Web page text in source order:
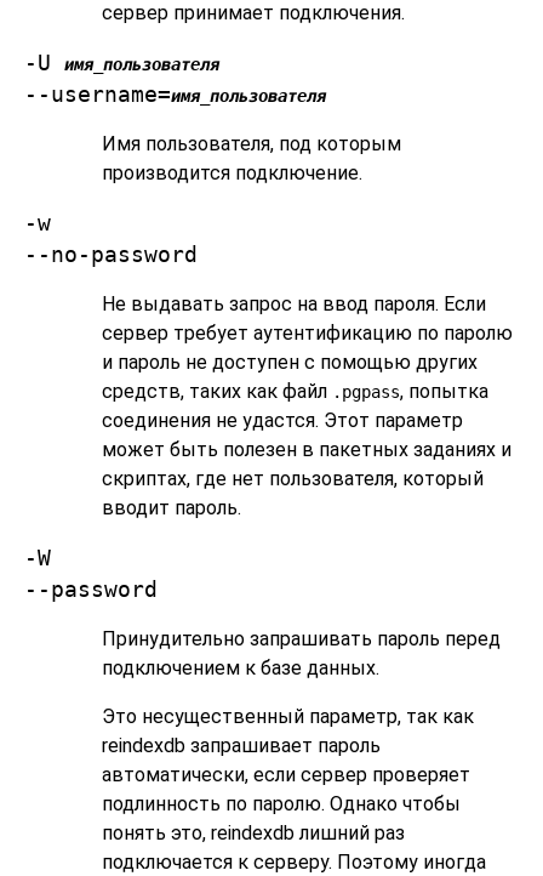
сервер принимает подключения.
-U имя_пользователя
--username=имя_пользователя
Имя пользователя, под которым
производится подключение.
-w
--no-password
Не выдавать запрос на ввод пароля. Если
сервер требует аутентификацию по паролю
и пароль не доступен с помощью других
средств, таких как файл .pgpass, попытка
соединения не удастся. Этот параметр
может быть полезен в пакетных заданиях и
скриптах, где нет пользователя, который
вводит пароль.
-W
--password
Принудительно запрашивать пароль перед
подключением к базе данных.
Это несущественный параметр, так как
reindexdb запрашивает пароль
автоматически, если сервер проверяет
подлинность по паролю. Однако чтобы
понять это, reindexdbлишний раз
подключается к серверу. Поэтому иногда